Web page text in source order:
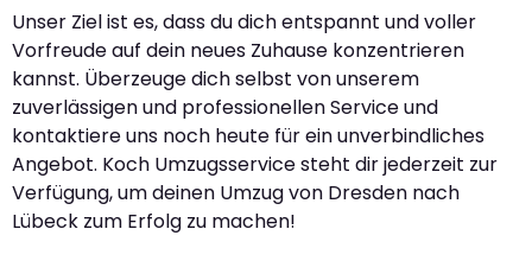
Unser Ziel ist es, dass du dich entspannt und voller
Vorfreude auf dein neues Zuhause konzentrieren
kannst. Überzeuge dich selbst von unserem
zuverlässigen und professionellen Service und
kontaktiere uns noch heute für ein unverbindliches
Angebot. Koch Umzugsservice steht dir jederzeit zur
Verfügung, um deinen Umzug von Dresden nach
Lübeck zum Erfolg zu machen!